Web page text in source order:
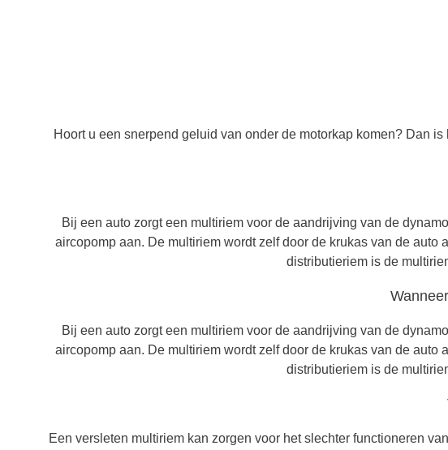
alle merken
Hoort u een snerpend geluid van onder de motorkap komen? Dan
Bij een auto zorgt een multiriem voor de aandrijving van de
aircopomp aan. De multiriem wordt zelf door de krukas van de
distributieriem is de
Bij een auto zorgt een multiriem voor de aandrijving van de
aircopomp aan. De multiriem wordt zelf door de krukas van de
distributieriem is de
Een versleten multiriem kan zorgen voor het slechter functioneren